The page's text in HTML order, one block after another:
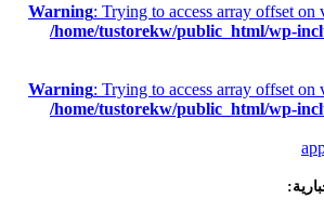
Warning: Trying to access array offset
/home/tustorekw/public_html/wp-
Warning: Trying to access array offset
/home/tustorekw/public_html/wp-